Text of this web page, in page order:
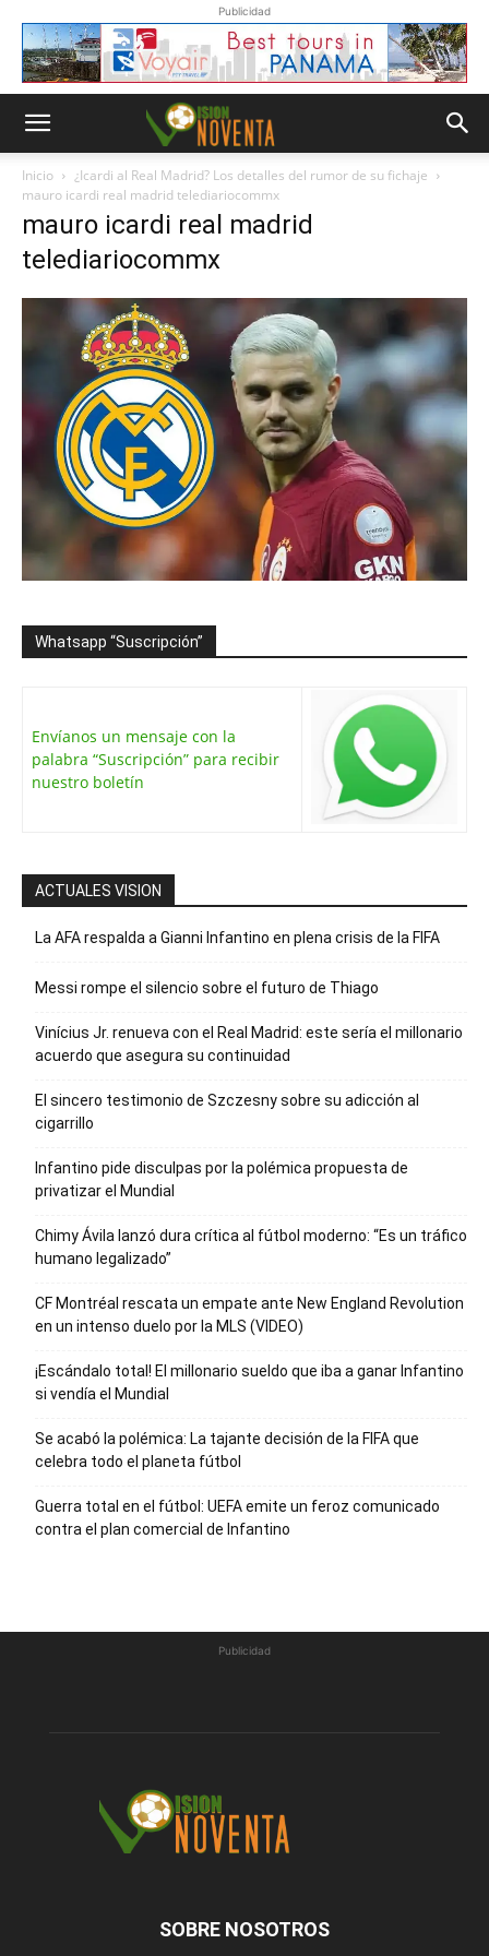
Publicidad
Inicio
¿Icardi al Real Madrid? Los detalles del rumor de su fichaje
mauro icardi real madrid telediariocommx
mauro icardi real madrid
telediariocommx
Whatsapp “Suscripción”
Envíanos un mensaje con la
palabra “Suscripción” para recibir
nuestro boletín
ACTUALES VISION
La AFA respalda a Gianni Infantino en plena crisis de la FIFA
Messi rompe el silencio sobre el futuro de Thiago
Vinícius Jr. renueva con el Real Madrid: este sería el millonario
acuerdo que asegura su continuidad
El sincero testimonio de Szczesny sobre su adicción al
cigarrillo
Infantino pide disculpas por la polémica propuesta de
privatizar el Mundial
Chimy Ávila lanzó dura crítica al fútbol moderno: “Es un tráfico
humano legalizado”
CF Montréal rescata un empate ante New England Revolution
en un intenso duelo por la MLS (VIDEO)
¡Escándalo total! El millonario sueldo que iba a ganar Infantino
si vendía el Mundial
Se acabó la polémica: La tajante decisión de la FIFA que
celebra todo el planeta fútbol
Guerra total en el fútbol: UEFA emite un feroz comunicado
contra el plan comercial de Infantino
Publicidad
SOBRE NOSOTROS